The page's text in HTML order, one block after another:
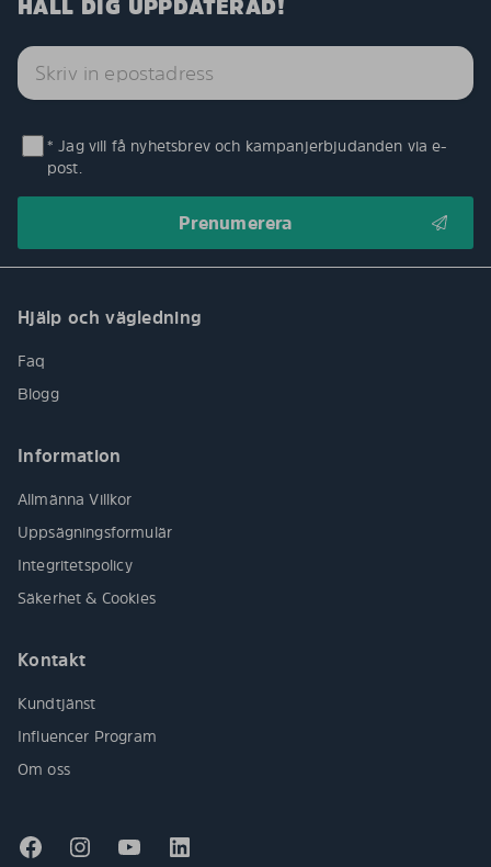
HÅLL DIG UPPDATERAD!
* Jag vill få nyhetsbrev och kampanjerbjudanden via e-
post.
Hjälp och vägledning
Faq
Blogg
Information
Allmänna Villkor
Uppsägningsformulär
Integritetspolicy
Säkerhet & Cookies
Kontakt
Kundtjänst
Influencer Program
Om oss